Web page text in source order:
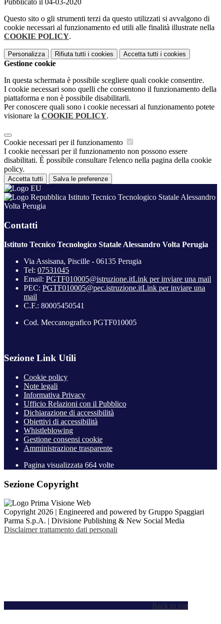
Pubblicato il 04-03-2020
Questo sito o gli strumenti terzi da questo utilizzati si avvalgono di
cookie necessari al funzionamento ed utili alle finalità illustrate nella
COOKIE POLICY.
Personalizza Rifiuta tutti i cookies Accetta tutti i cookies
Gestione cookie
In questa schermata è possibile scegliere quali cookie consentire.
I cookie necessari sono quelli che consentono il funzionamento della
piattaforma e non è possibile disabilitarli.
Per conoscere quali sono i cookie necessari al funzionamento potete
visionare la COOKIE POLICY.
Cookie necessari per il funzionamento
I cookie necessari per il funzionamento non possono essere
disabilitati. È possibile consultare l'elenco nella pagina della cookie
policy.
Accetta tutti Salva le preferenze
Istituto Tecnico Tecnologico Statale Alessandro
Volta Perugia
Contatti
Istituto Tecnico Tecnologico Statale Alessandro Volta Perugia
Via Assisana, Piscille - 06135 Perugia
Tel: 07531045
Email: PGTF010005@istruzione.itLink per inviare una mail
PEC: PGTF010005@pec.istruzione.itLink per inviare una
mail
C.F.: 80005450541
Cod. Meccanografico PGTF010005
Sezione Link Utili
Cookie policy
Note legali
Informativa Privacy
Ufficio Relazioni con il Pubblico
Dichiarazione di accessibilità
Obiettivi di accessibilità
Whistleblowing
Gestione consensi cookie
Amministrazione trasparente
Pagina visualizzata 664 volte
Sezione Copyright
Copyright 2026 | Engineered and powered by Gruppo Spaggiari
Parma S.p.A. | Divisione Publishing & New Social Media
Disclaimer trattamento dati personali
Back to top